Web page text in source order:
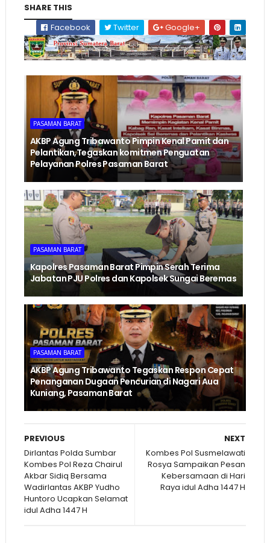
SHARE THIS
Facebook
Twitter Google+
PASAMAN BARAT
AKBP Agung Tribawanto Pimpin Kenal Pamit dan
Pelantikan,Tegaskan komitmen Penguatan
Pelayanan Polres Pasaman Barat
PASAMAN BARAT
Kapolres Pasaman Barat Pimpin Serah Terima
Jabatan PJU Polres dan Kapolsek Sungai Beremas
PASAMAN BARAT
AKBP Agung Tribawanto Tegaskan Respon Cepat
Penanganan Dugaan Pencurian di Nagari Aua
Kuniang, Pasaman Barat
NEXT
Kombes Pol Susmelawati
Rosya Sampaikan Pesan
Kebersamaan di Hari
Raya idul Adha 1447 H
PREVIOUS
Dirlantas Polda Sumbar
Kombes Pol Reza Chairul
Akbar Sidiq Bersama
Wadirlantas AKBP Yudho
Huntoro Ucapkan Selamat
idul Adha 1447 H